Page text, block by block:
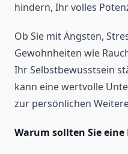
hindern, Ihr volles
Ob Sie mit Ängsten,
Gewohnheiten wie
Ihr Selbstbewusstsein
kann eine wertvolle
zur persönlichen
Warum sollten Sie